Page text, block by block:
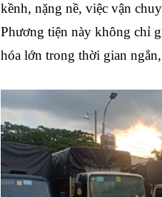
kềnh, nặng nề, việc vận
Phương tiện này không chỉ
hóa lớn trong thời gian